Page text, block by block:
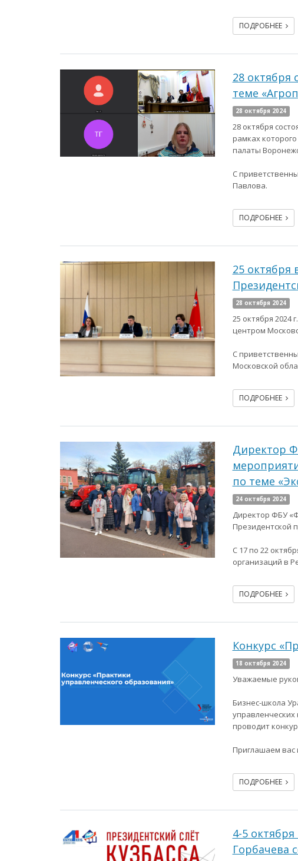
ПОДРОБНЕЕ
28 октября
теме
28 октября 2024
28 октября
рамках
палаты
С
Павлова.
ПОДРОБНЕЕ
25 октября
28 октября 2024
25 октября
центром
С
Московской
ПОДРОБНЕЕ
Директор
по теме
24 октября 2024
Директор ФБУ
Президентской
С 17 по 22
организаций в
ПОДРОБНЕЕ
Конкурс
18 октября 2024
Уважаемые
Бизнес-школа
проводит
Приглашаем вас
ПОДРОБНЕЕ
4-5
Горбачева